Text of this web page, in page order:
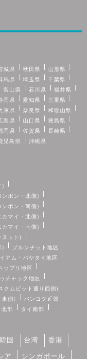
城県 秋田県
山形県
馬県 埼玉県
千葉県
富山県 石川県
福井県
岡県 愛知県
三重県
庫県 奈良県
和歌山県
島県 山口県
徳島県
岡県 佐賀県
長崎県
児島県 沖縄県
)
ンポン・北側)
ンポン・南側)
カマイ・北側)
カマイ・南側)
ヌット)
)
プルンチット地区
アム・パヤタイ地区
ッブリ地区
チャック地区
クムビット通り西側)
東側)
バンコク近郊
北部
タイ南部
韓国 台湾 香港
ア シンガポール